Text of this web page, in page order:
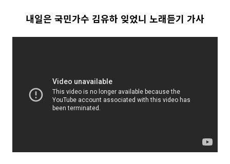
내일은 국민가수 김유하 잊었니 노래듣기 가사